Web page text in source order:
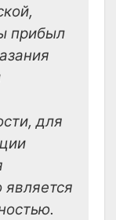
прибыл
для
является